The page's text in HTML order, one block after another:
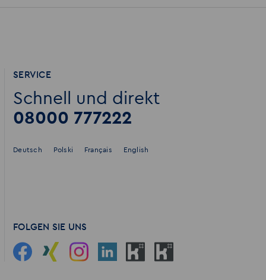
SERVICE
Schnell und direkt
08000 777222
Deutsch Polski Français English
FOLGEN SIE UNS